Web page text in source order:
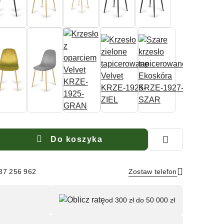
Do koszyka
256 962 Zostaw telefon
od 300 zł do 50 000 zł